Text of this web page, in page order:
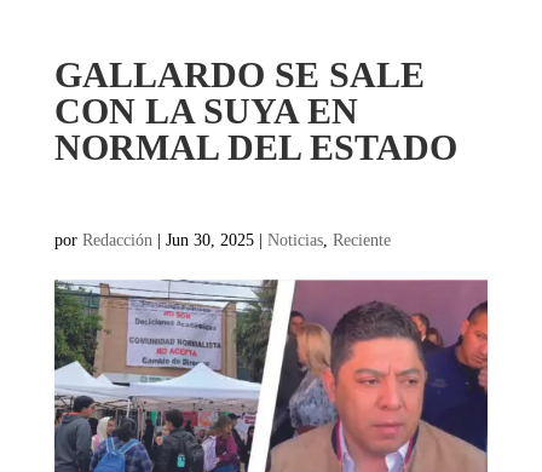
GALLARDO SE SALE
CON LA SUYA EN
NORMAL DEL ESTADO
por Redacción | Jun 30, 2025| Noticias, Reciente